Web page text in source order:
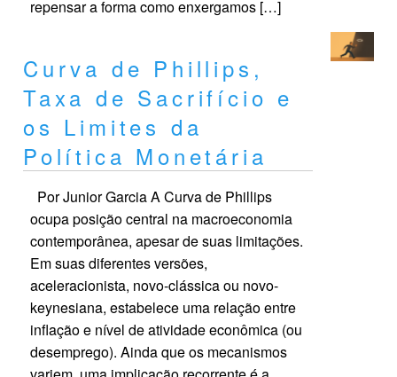
repensar a forma como enxergamos […]
Curva de Phillips,
Taxa de Sacrifício e
os Limites da
Política Monetária
Por Junior Garcia A Curva de Phillips
ocupa posição central na macroeconomia
contemporânea, apesar de suas limitações.
Em suas diferentes versões,
aceleracionista, novo-clássica ou novo-
keynesiana, estabelece uma relação entre
inflação e nível de atividade econômica (ou
desemprego). Ainda que os mecanismos